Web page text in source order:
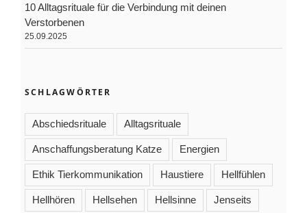
10 Alltagsrituale für die Verbindung mit deinen
Verstorbenen
25.09.2025
SCHLAGWÖRTER
Abschiedsrituale Alltagsrituale
Anschaffungsberatung Katze Energien
Ethik Tierkommunikation Haustiere Hellfühlen
Hellhören Hellsehen Hellsinne Jenseits